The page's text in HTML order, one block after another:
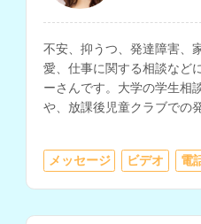
不安、抑うつ、発達障害、
愛、仕事に関する相談など
ーさんです。大学の学生相
や、放課後児童クラブでの
メッセージ ビデオ 電